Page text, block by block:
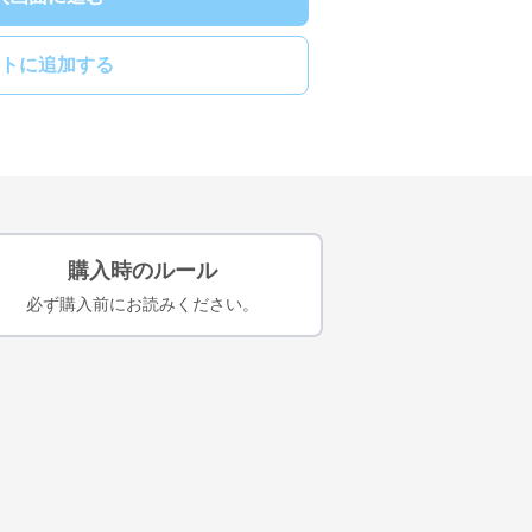
に追加する
購入時のルール
必ず購入前にお読みください。